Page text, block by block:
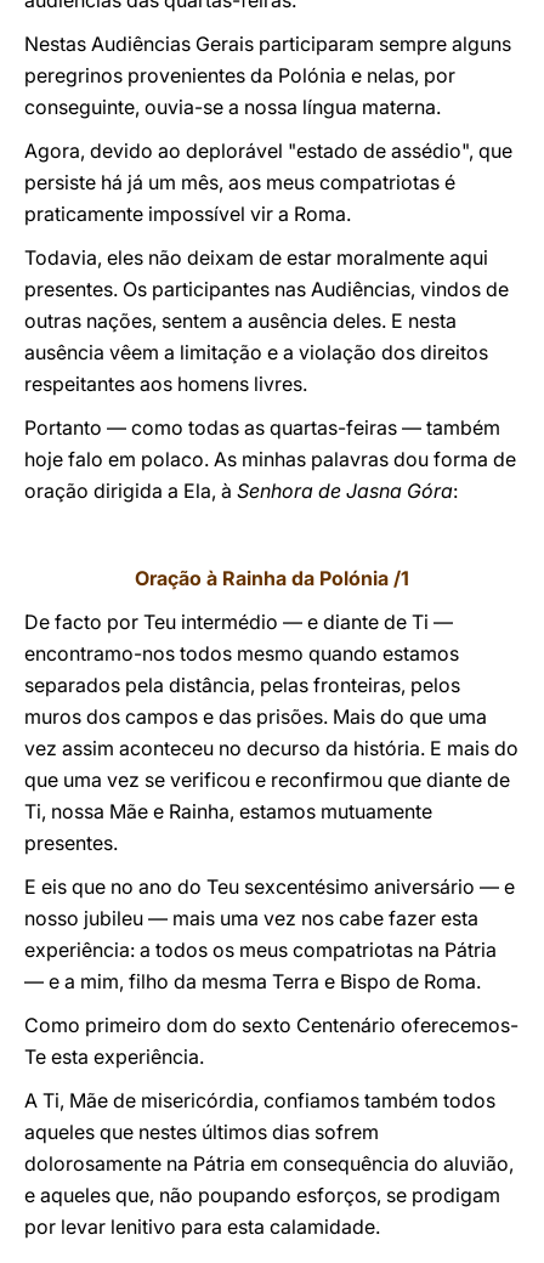
Nestas Audiências Gerais participaram sempre alguns
peregrinos provenientes da Polónia e nelas, por
conseguinte, ouvia-se a nossa língua materna.
Agora, devido ao deplorável "estado de assédio", que
persiste há já um mês, aos meus compatriotas é
praticamente impossível vir a Roma.
Todavia, eles não deixam de estar moralmente aqui
presentes. Os participantes nas Audiências, vindos de
outras nações, sentem a ausência deles. E nesta
ausência vêem a limitação e a violação dos direitos
respeitantes aos homens livres.
Portanto — como todas as quartas-feiras — também
hoje falo em polaco. As minhas palavras dou forma de
oração dirigida a Ela, à Senhora de Jasna Góra:
Oração à Rainha da Polónia /1
De facto por Teu intermédio — e diante de Ti —
encontramo-nos todos mesmo quando estamos
separados pela distância, pelas fronteiras, pelos
muros dos campos e das prisões. Mais do que uma
vez assim aconteceu no decurso da história. E mais do
que uma vez se verificou e reconfirmou que diante de
Ti, nossa Mãe e Rainha, estamos mutuamente
presentes.
E eis que no ano do Teu sexcentésimo aniversário — e
nosso jubileu — mais uma vez nos cabe fazer esta
experiência: a todos os meus compatriotas na Pátria
— e a mim, filho da mesma Terra e Bispo de Roma.
Como primeiro dom do sexto Centenário oferecemos-
Te esta experiência.
A Ti, Mãe de misericórdia, confiamos também todos
aqueles que nestes últimos dias sofrem
dolorosamente na Pátria em consequência do aluvião,
e aqueles que, não poupando esforços, se prodigam
por levar lenitivo para esta calamidade.